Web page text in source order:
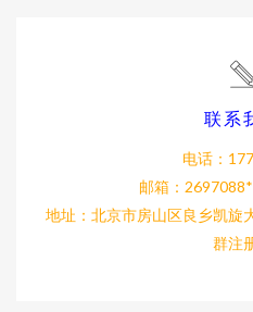
联系
电话：
邮箱：
地址：北京市房山区良乡凯旋
群注